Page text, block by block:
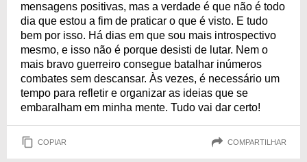
mensagens positivas, mas a verdade é que não é todo
dia que estou a fim de praticar o que é visto. E tudo
bem por isso. Há dias em que sou mais introspectivo
mesmo, e isso não é porque desisti de lutar. Nem o
mais bravo guerreiro consegue batalhar inúmeros
combates sem descansar. Às vezes, é necessário um
tempo para refletir e organizar as ideias que se
embaralham em minha mente. Tudo vai dar certo!
COPIAR COMPARTILHAR